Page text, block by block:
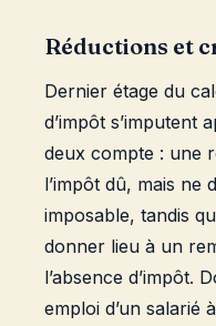
Réductions et
Dernier étage du
d’impôt s’imputent
deux compte : une
l’impôt dû, mais ne
imposable, tandis
donner lieu à un
l’absence d’impôt.
emploi d’un salarié